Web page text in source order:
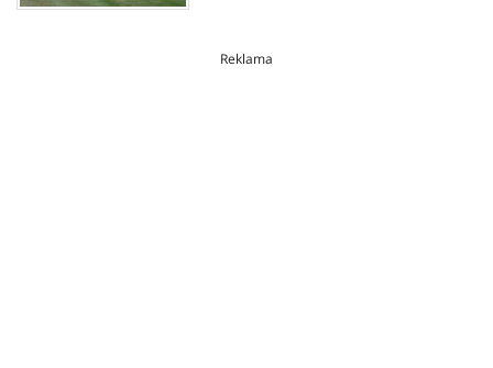
Reklama